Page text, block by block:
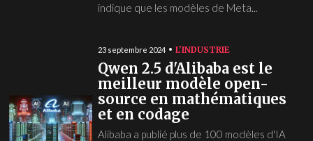
indique que les modèles de Meta...
23 septembre 2024 L'INDUSTRIE
Qwen 2.5 d'Alibaba est le
meilleur modèle open-
source en mathématiques
et en codage
Alibaba a publié plus de 100 modèles d'IA